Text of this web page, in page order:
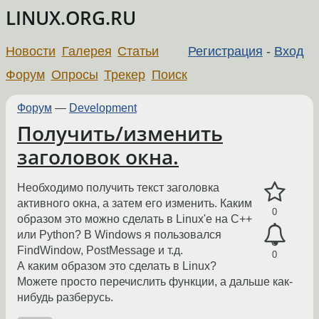
LINUX.ORG.RU
Регистрация - Вход
Новости Галерея Статьи
Форум Опросы Трекер Поиск
Форум — Development
Получить/изменить
заголовок окна.
0
0
Необходимо получить текст заголовка
активного окна, а затем его изменить. Каким
образом это можно сделать в Linux'е на С++
или Python? В Windows я пользовался
FindWindow, PostMessage и т.д.
А каким образом это сделать в Linux?
Можете просто перечислить функции, а дальше как-
нибудь разберусь.